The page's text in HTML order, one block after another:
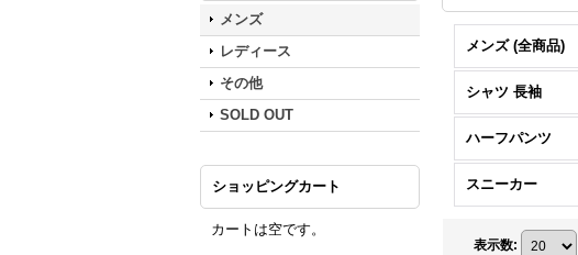
メンズ
レディース
その他
SOLD OUT
ショッピングカート
カートは空です。
メンズ (全商品)
シャツ 長袖
ハーフパンツ
スニーカー
表示数: